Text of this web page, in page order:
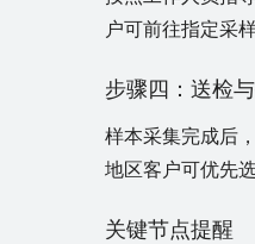
户可前往指定采
步骤四：送检
样本采集完成后
地区客户可优先
关键节点提醒